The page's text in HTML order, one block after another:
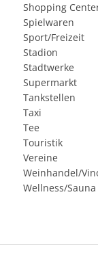
Shopping
Spielwaren
Sport/Freizeit
Stadion
Stadtwerke
Supermarkt
Tankstellen
Taxi
Tee
Touristik
Vereine
Weinhandel/
Wellness/Sauna